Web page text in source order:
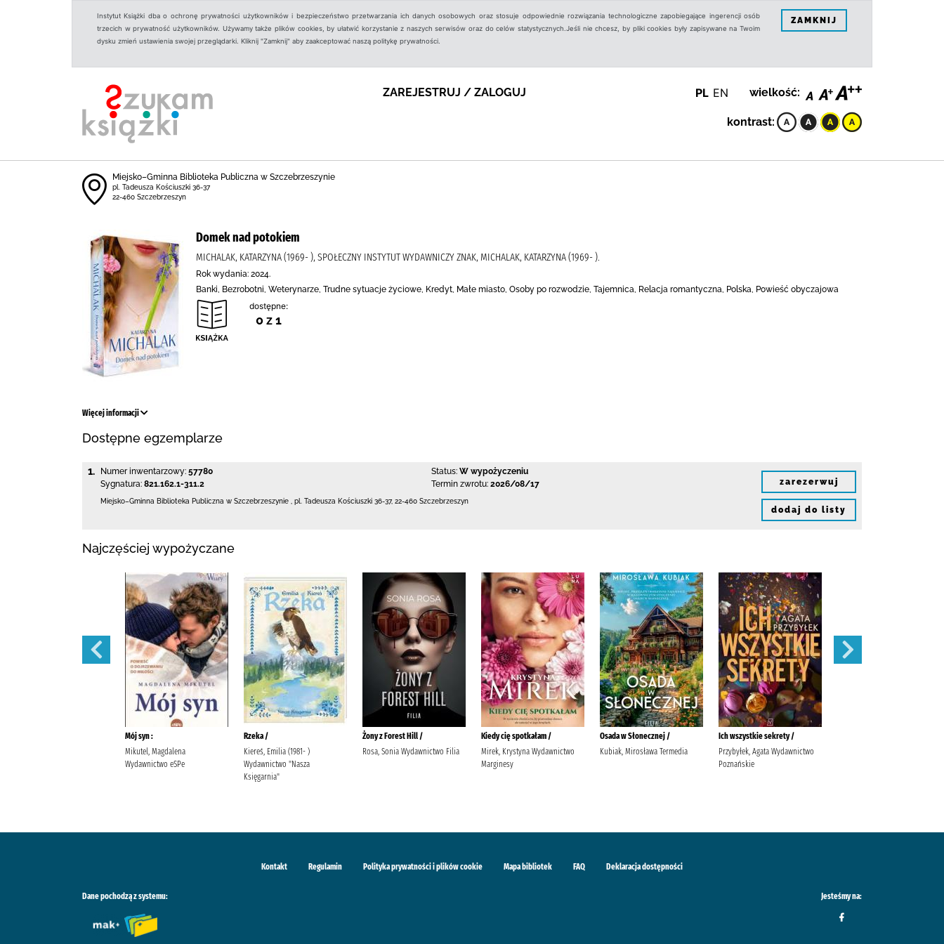
Instytut Książki dba o ochronę prywatności użytkowników i bezpieczeństwo przetwarzania ich danych osobowych oraz stosuje odpowiednie rozwiązania technologiczne zapobiegające ingerencji osób
trzecich w prywatność użytkowników. Używamy także plików cookies, by ułatwić korzystanie z naszych serwisów oraz do celów statystycznych.Jeśli nie chcesz, by pliki cookies były zapisywane na Twoim
dysku zmień ustawienia swojej przeglądarki. Kliknij "Zamknij" aby zaakceptować naszą politykę prywatności.
ZAMKNIJ
ZAREJESTRUJ / ZALOGUJ PL EN wielkość:
kontrast:
Miejsko–Gminna Biblioteka Publiczna w Szczebrzeszynie
pl. Tadeusza Kościuszki 36-37
22-460 Szczebrzeszyn
Domek nad potokiem
MICHALAK, KATARZYNA (1969- ), SPOŁECZNY INSTYTUT WYDAWNICZY ZNAK, MICHALAK, KATARZYNA (1969- ).
Rok wydania: 2024.
Banki, Bezrobotni, Weterynarze, Trudne sytuacje życiowe, Kredyt, Małe miasto, Osoby po rozwodzie, Tajemnica, Relacja romantyczna, Polska, Powieść obyczajowa
dostępne:
0 z 1
Więcej informacji
Dostępne egzemplarze
1. Numer inwentarzowy: 57780
Sygnatura: 821.162.1-311.2
Status: W wypożyczeniu
Termin zwrotu: 2026/08/17
Miejsko–Gminna Biblioteka Publiczna w Szczebrzeszynie pl. Tadeusza Kościuszki 36-37, 22-460 Szczebrzeszyn
zarezerwuj
dodaj do listy
Najczęściej wypożyczane
Mój syn :
Mikutel, Magdalena
Wydawnictwo eSPe
Rzeka /
Kiereś, Emilia (1981- )
Wydawnictwo "Nasza
Księgarnia"
Żony z Forest Hill /
Rosa, Sonia Wydawnictwo Filia
Kiedy cię spotkałam /
Mirek, Krystyna Wydawnictwo
Marginesy
Osada w Słonecznej /
Kubiak, Mirosława Termedia
Ich wszystkie sekrety /
Przybyłek, Agata Wydawnictwo
Poznańskie
Kontakt Regulamin Polityka prywatności i plików cookie Mapa bibliotek FAQ Deklaracja dostępności
Dane pochodzą z systemu: Jesteśmy na: